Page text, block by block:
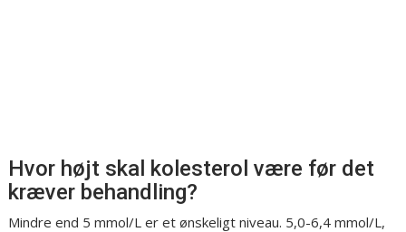
Hvor højt skal kolesterol være før det
kræver behandling?
Mindre end 5 mmol/L er et ønskeligt niveau. 5,0-6,4 mmol/L,